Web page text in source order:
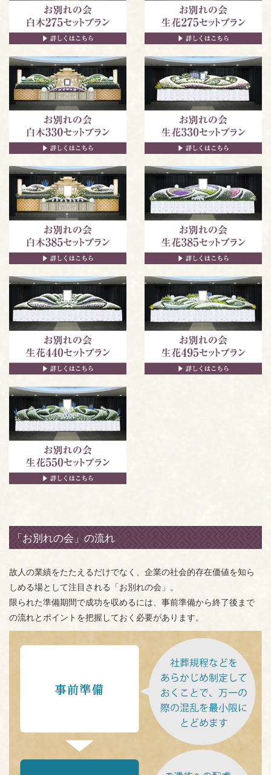
「お別れの会」の流れ
故人の業績をたたえるだけでなく、企業の社会的存在価値を知ら
しめる場として注目される「お別れの会」。
限られた準備期間で成功を収めるには、事前準備から終了後まで
の流れとポイントを把握しておく必要があります。